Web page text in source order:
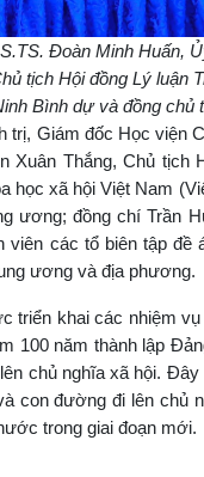
Đoàn Minh Huấn,
tịch Hội đồng Lý luận
Bình dự và đồng chủ
Giám đốc Học viện
Thắng, Chủ tịch
học xã hội Việt Nam
ương; đồng chí Trần
các tổ biên tập đề
ương và địa phương.
triển khai các nhiệm
100 năm thành lập
chủ nghĩa xã hội.
con đường đi lên chủ
trong giai đoạn mới.